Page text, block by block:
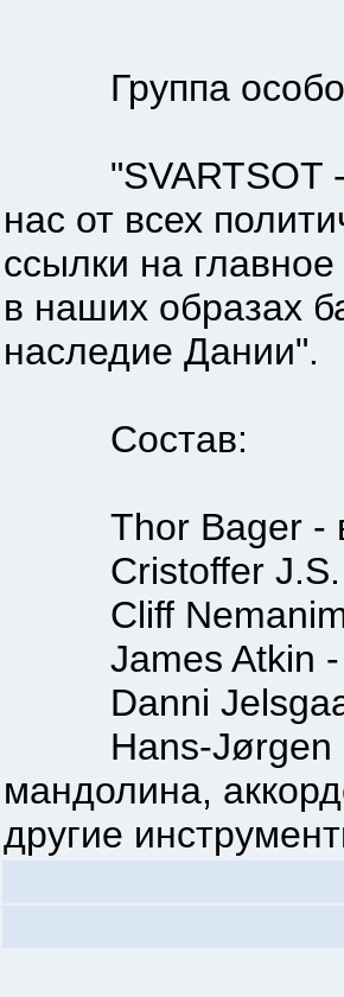
Группа особо
"SVARTSOT -
нас от всех
ссылки на
в наших образах
наследие Дании".
Состав:
Thor Bager -
Cristoffer J.S.
Cliff Nemanim -
James Atkin -
Danni
Hans-Jørgen
мандолина,
другие